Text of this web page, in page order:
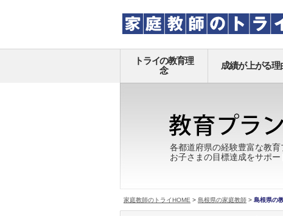
トライの教育理
念
成績が上がる理
各都道府県の経験豊富な教
お子さまの目標達成をサポー
家庭教師のトライHOME > 島根県の家庭教師 > 島根県の